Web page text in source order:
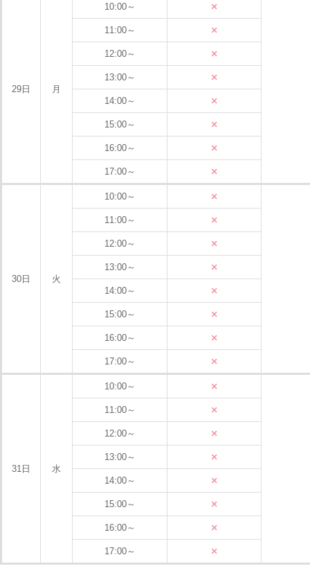
29日 月
10:00～ ×
11:00～ ×
12:00～ ×
13:00～ ×
14:00～ ×
15:00～ ×
16:00～ ×
17:00～ ×
30日 火
10:00～ ×
11:00～ ×
12:00～ ×
13:00～ ×
14:00～ ×
15:00～ ×
16:00～ ×
17:00～ ×
31日 水
10:00～ ×
11:00～ ×
12:00～ ×
13:00～ ×
14:00～ ×
15:00～ ×
16:00～ ×
17:00～ ×